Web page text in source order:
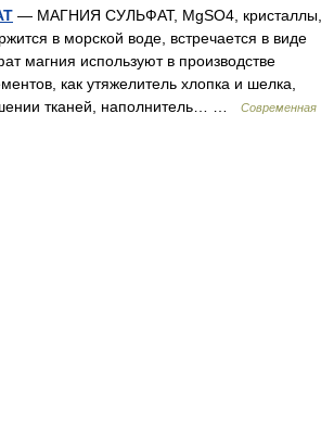
— МАГНИЯ СУЛЬФАТ, MgSO4, кристаллы,
в морской воде, встречается в виде
магния используют в производстве
как утяжелитель хлопка и шелка,
тканей, наполнитель… …
Современная